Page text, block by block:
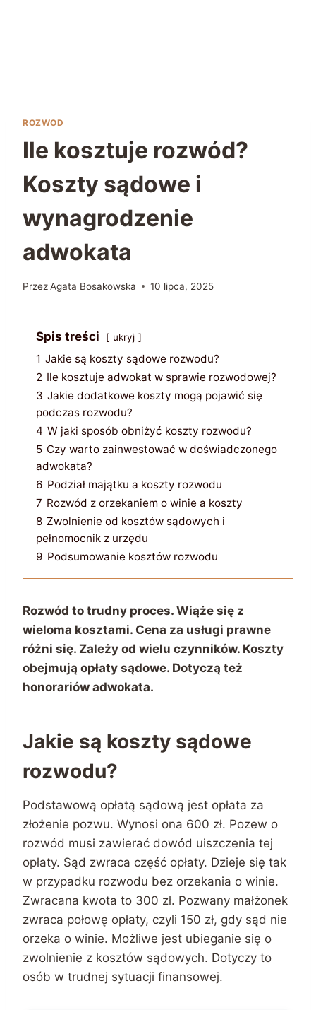
ROZWOD
Ile kosztuje rozwód?
Koszty sądowe i
wynagrodzenie
adwokata
PrzezAgata Bosakowska 10 lipca, 2025
Spis treści ukryj
1 Jakie są koszty sądowe rozwodu?
2 Ile kosztuje adwokat w sprawie rozwodowej?
3 Jakie dodatkowe koszty mogą pojawić się
podczas rozwodu?
4 W jaki sposób obniżyć koszty rozwodu?
5 Czy warto zainwestować w doświadczonego
adwokata?
6 Podział majątku a koszty rozwodu
7 Rozwód z orzekaniem o winie a koszty
8 Zwolnienie od kosztów sądowych i
pełnomocnik z urzędu
9 Podsumowanie kosztów rozwodu
Rozwód to trudny proces. Wiąże się z
wieloma kosztami. Cena za usługi prawne
różni się. Zależy od wielu czynników. Koszty
obejmują opłaty sądowe. Dotyczą też
honorariów adwokata.
Jakie są koszty sądowe
rozwodu?
Podstawową opłatą sądową jest opłata za
złożenie pozwu. Wynosi ona 600 zł. Pozew o
rozwód musi zawierać dowód uiszczenia tej
opłaty. Sąd zwraca część opłaty. Dzieje się tak
w przypadku rozwodu bez orzekania o winie.
Zwracana kwota to 300 zł. Pozwany małżonek
zwraca połowę opłaty, czyli 150 zł, gdy sąd nie
orzeka o winie. Możliwe jest ubieganie się o
zwolnienie z kosztów sądowych. Dotyczy to
osób w trudnej sytuacji finansowej.